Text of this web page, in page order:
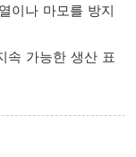
이나 마모를 방지
속 가능한 생산 표